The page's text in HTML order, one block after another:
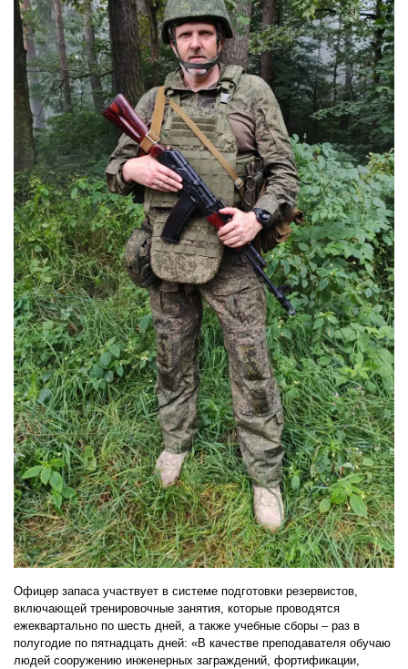
Офицер запаса участвует в системе подготовки резервистов,
включающей тренировочные занятия, которые проводятся
ежеквартально по шесть дней, а также учебные сборы – раз в
полугодие по пятнадцать дней: «В качестве преподавателя обучаю
людей сооружению инженерных заграждений, фортификации,